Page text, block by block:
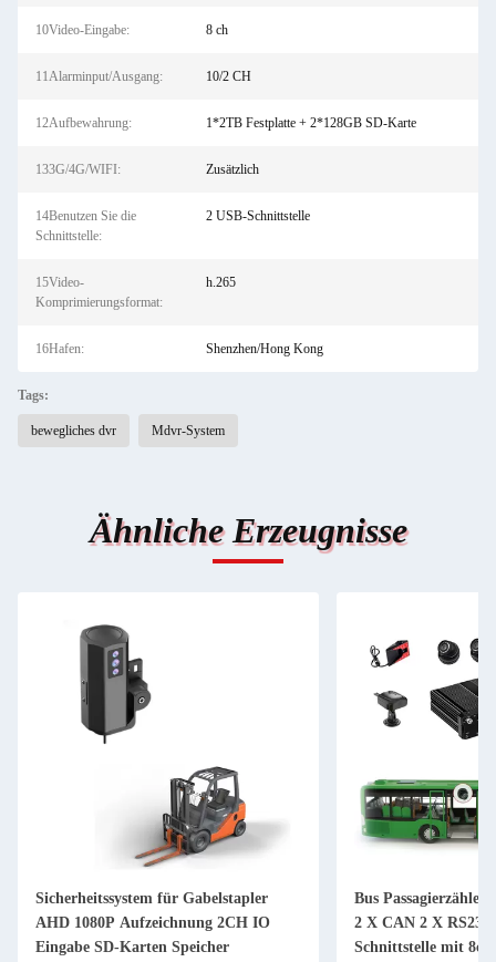
10Video-Eingabe: 8 ch
11Alarminput/Ausgang: 10/2 CH
12Aufbewahrung: 1*2TB Festplatte + 2*128GB SD-Karte
133G/4G/WIFI: Zusätzlich
14Benutzen Sie die
Schnittstelle:
2 USB-Schnittstelle
15Video-
Komprimierungsformat:
h.265
16Hafen: Shenzhen/Hong Kong
Tags:
bewegliches dvr Mdvr-System
Ähnliche Erzeugnisse
Sicherheitssystem für Gabelstapler
AHD 1080P Aufzeichnung 2CH IO
Eingabe SD-Karten Speicher
Bus Passagierzähler
2 X CAN 2 X RS232
Schnittstelle mit